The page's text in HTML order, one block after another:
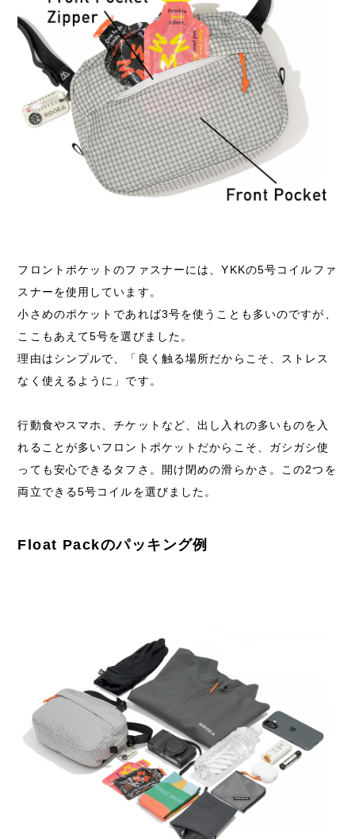
フロントポケットのファスナーには、YKKの5号コイルファ
スナーを使用しています。
小さめのポケットであれば3号を使うことも多いのですが、
ここもあえて5号を選びました。
理由はシンプルで、「良く触る場所だからこそ、ストレス
なく使えるように」です。
行動食やスマホ、チケットなど、出し入れの多いものを入
れることが多いフロントポケットだからこそ、ガシガシ使
っても安心できるタフさ。開け閉めの滑らかさ。この2つを
両立できる5号コイルを選びました。
Float Packのパッキング例